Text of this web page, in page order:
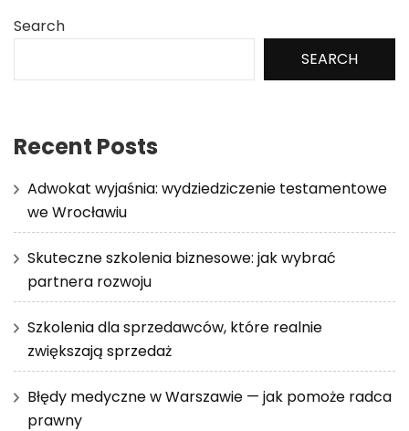
Search
SEARCH
Recent Posts
Adwokat wyjaśnia: wydziedziczenie testamentowe
we Wrocławiu
Skuteczne szkolenia biznesowe: jak wybrać
partnera rozwoju
Szkolenia dla sprzedawców, które realnie
zwiększają sprzedaż
Błędy medyczne w Warszawie — jak pomoże radca
prawny